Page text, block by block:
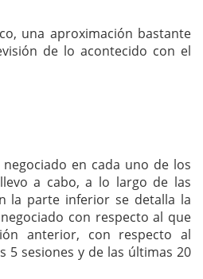
una aproximación bastante
de lo acontecido con el
en cada uno de los
a cabo, a lo largo de las
la parte inferior se detalla la
con respecto al que
anterior, con respecto al
5 sesiones y de las últimas 20